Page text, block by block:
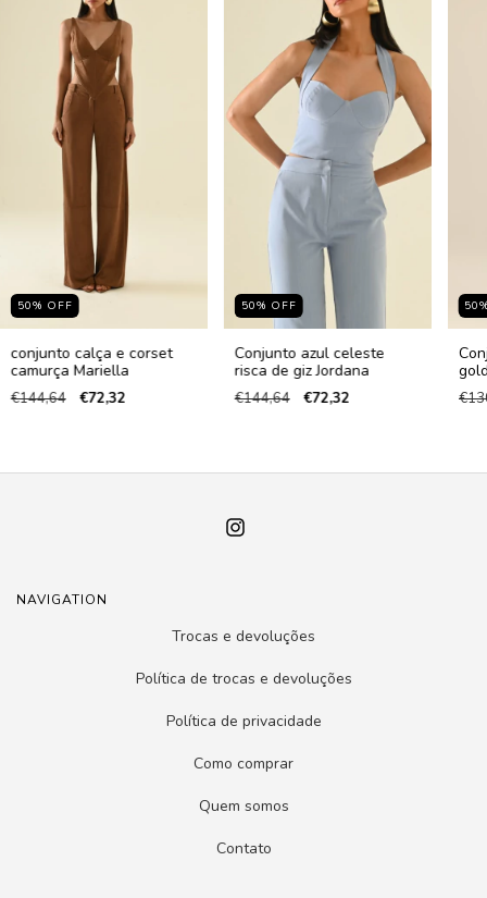
50% OFF
conjunto calça e corset
camurça Mariella
€144,64 €72,32
50% OFF
Conjunto azul celeste
risca de giz Jordana
€144,64 €72,32
50
NAVIGATION
Trocas e devoluções
Política de trocas e devoluções
Política de privacidade
Como comprar
Quem somos
Contato